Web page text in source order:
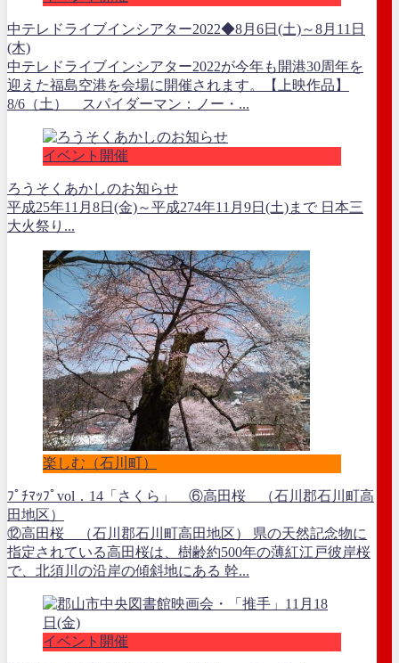
中テレドライブインシアター2022◆8月6日(土)～8月11日
(木)
中テレドライブインシアター2022が今年も開港30周年を
迎えた福島空港を会場に開催されます。【上映作品】
8/6（土） スパイダーマン：ノー・...
イベント開催
ろうそくあかしのお知らせ
平成25年11月8日(金)～平成274年11月9日(土)まで 日本三
大火祭り...
楽しむ（石川町）
ﾌﾟﾁﾏｯﾌﾟvol．14「さくら」 ⑥高田桜 （石川郡石川町高
田地区）
⑫高田桜 （石川郡石川町高田地区） 県の天然記念物に
指定されている高田桜は、樹齢約500年の薄紅江戸彼岸桜
で、北須川の沿岸の傾斜地にある 幹...
イベント開催